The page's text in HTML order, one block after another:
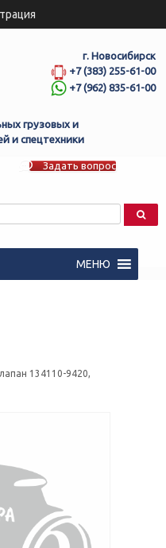
г. Новосибирск
+7 (383) 255-61-00
+7 (962) 835-61-00
грузовых и
и спецтехники
Задать вопрос
МЕНЮ
134110-9420,